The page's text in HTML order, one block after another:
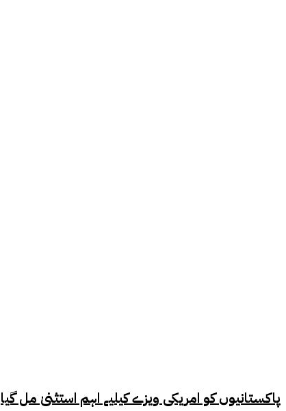
پاکستانیوں کو امریکی ویزے کیلیے اہم استثنیٰ مل گیا